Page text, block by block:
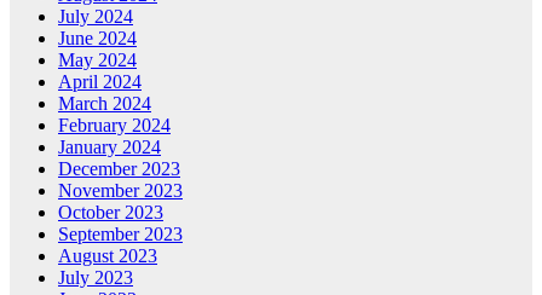
July 2024
June 2024
May 2024
April 2024
March 2024
February 2024
January 2024
December 2023
November 2023
October 2023
September 2023
August 2023
July 2023